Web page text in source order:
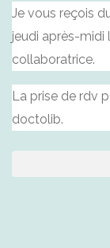
Je vous reçois
jeudi après-midi
collaboratrice.
La prise de rdv
doctolib.